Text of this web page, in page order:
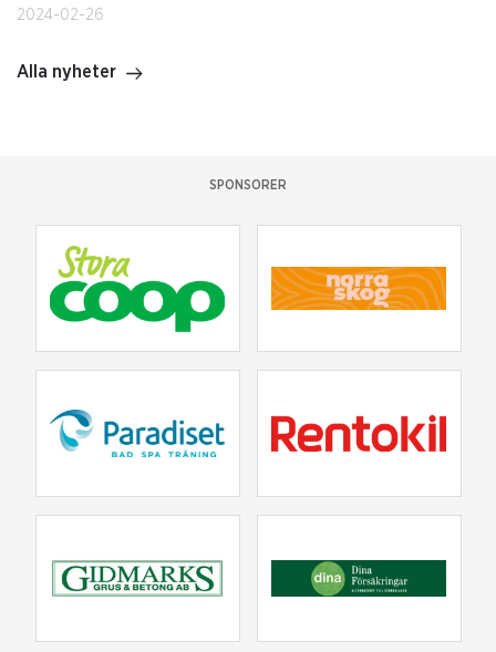
2024-02-26
Alla nyheter
SPONSORER